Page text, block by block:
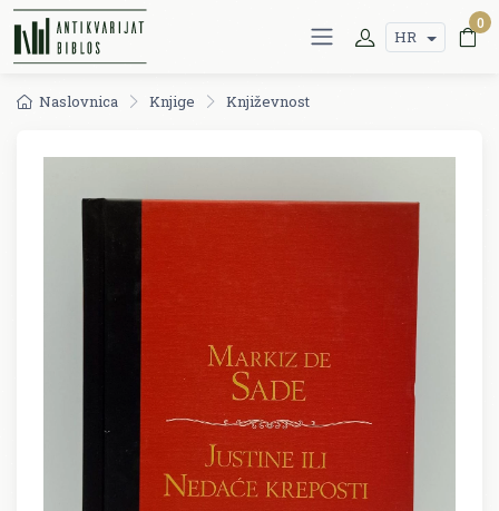
HR
0
Naslovnica Knjige Književnost